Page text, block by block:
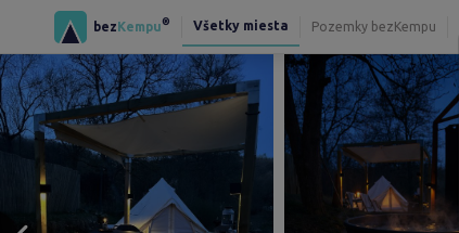
bezKempu® Všetky miesta Pozemky bezKempu